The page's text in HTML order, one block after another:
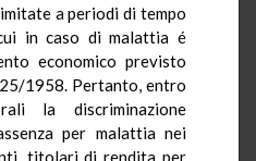
a periodi di tempo
in caso di malattia é
economico previsto
1958. Pertanto, entro
la discriminazione
per malattia nei
titolari di rendita per